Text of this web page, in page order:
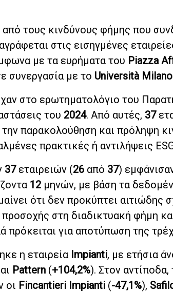
τους κινδύνους φήμης που
στις εισηγμένες
με τα ευρήματα του Piazza
συνεργασία με το Università
στο ερωτηματολόγιο του
του 2024. Από αυτές, 37
την παρακολούθηση και πρόληψη
πρακτικές ή αντιλήψεις
37εταιρειών (26 από 37)
12 μηνών, με βάση τα
ότι δεν προκύπτει αιτιώδης
στη διαδικτυακή φήμη
πρόκειται για αποτύπωση της
η εταιρεία Impianti, με ετήσια
Pattern (+104,2%). Στον αντίποδα,
οι Fincantieri Impianti (-47,1%),